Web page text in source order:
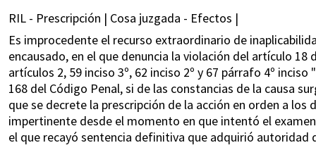
RIL - Prescripción | Cosa juzgada - Efectos |
Es improcedente el recurso extraordinario de
encausado, en el que denuncia la violación del artículo
artículos 2, 59 inciso 3º, 62 inciso 2º y 67 párrafo 4º
168 del Código Penal, si de las constancias de la causa
que se decrete la prescripción de la acción en orden a
impertinente desde el momento en que intentó el
el que recayó sentencia definitiva que adquirió autoridad